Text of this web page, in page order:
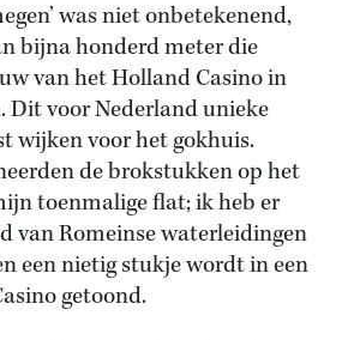
was niet onbetekenend,
bijna honderd meter die
van het Holland Casino in
Dit voor Nederland unieke
wijken voor het gokhuis.
de brokstukken op het
toenmalige flat; ik heb er
van Romeinse waterleidingen
een nietig stukje wordt in een
getoond.